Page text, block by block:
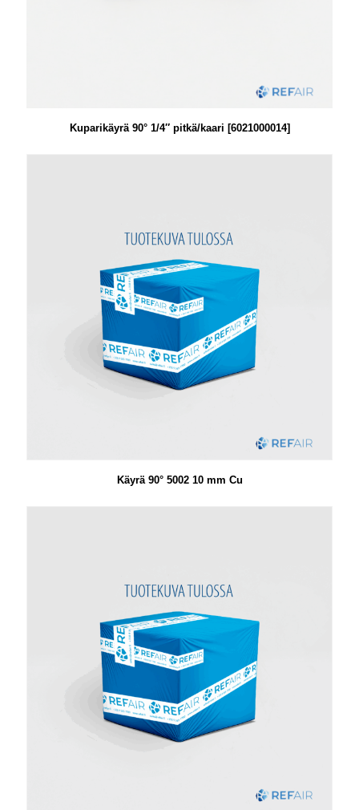
Kuparikäyrä 90° 1/4″ pitkä/kaari [6021000014]
Käyrä 90° 5002 10 mm Cu